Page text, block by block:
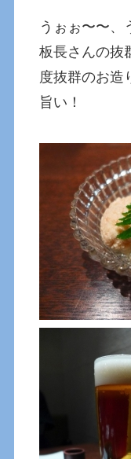
うぉぉ〜〜、
板長さんの抜
度抜群のお造
旨い！